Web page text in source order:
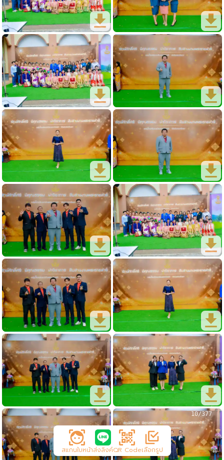
สแกนใบหน้าส่งลิงค์QR Codeเลือกรูป
10/377